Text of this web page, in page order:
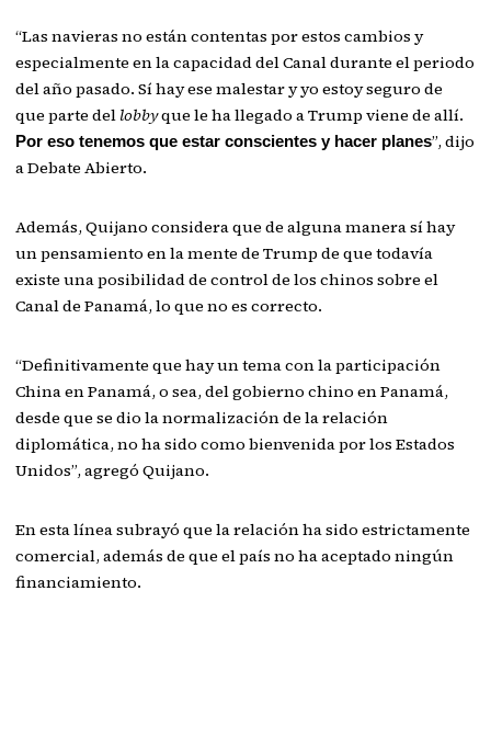
“Las navieras no están contentas por estos cambios y
especialmente en la capacidad del Canal durante el periodo
del año pasado. Sí hay ese malestar y yo estoy seguro de
que parte del lobbyque le ha llegado a Trump viene de allí.
Por eso tenemos que estar conscientes y hacer planes”, dijo
a Debate Abierto.
Además, Quijano considera que de alguna manera sí hay
un pensamiento en la mente de Trump de que todavía
existe una posibilidad de control de los chinos sobre el
Canal de Panamá, lo que no es correcto.
“Definitivamente que hay un tema con la participación
China en Panamá, o sea, del gobierno chino en Panamá,
desde que se dio la normalización de la relación
diplomática, no ha sido como bienvenida por los Estados
Unidos”, agregó Quijano.
En esta línea subrayó que la relación ha sido estrictamente
comercial, además de que el país no ha aceptado ningún
financiamiento.